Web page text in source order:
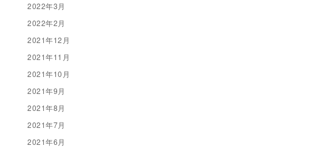
2022年3月
2022年2月
2021年12月
2021年11月
2021年10月
2021年9月
2021年8月
2021年7月
2021年6月